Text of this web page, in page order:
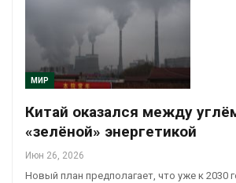
МИР
Китай оказался между
«зелёной» энергетикой
Июн 26, 2026
Новый план предполагает, что уже к 2030